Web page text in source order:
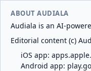
ABOUT AUDIALA
Audiala is an AI-
Editorial content (c)
iOS app:
Android app: